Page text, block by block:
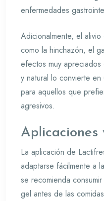
enfermedades
Adicionalmente, el
como la hinchazón, el
efectos muy
y natural lo convierte
para aquellos que
agresivos.
Aplicaciones
La aplicación de
adaptarse fácilmente a
se recomienda
gel antes de las